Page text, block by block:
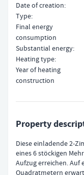
Date of creation
Type
Final energy
consumption
Substantial energy
Heating type
Year of heating
construction
Property
Diese einladende 2-
eines 6 stöckigen
Aufzug erreichen. Auf
Quadratmetern